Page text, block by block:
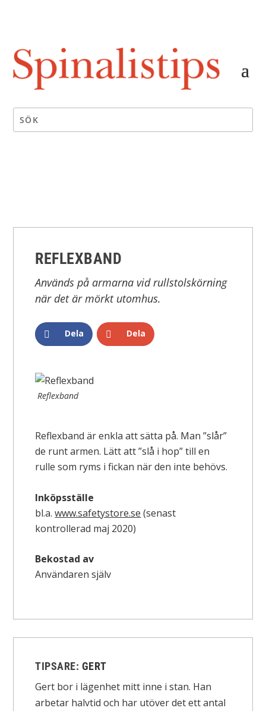
REFLEXBAND
Används på armarna vid rullstolskörning
när det är mörkt utomhus.
Dela Dela
Reflexband
Reflexband är enkla att sätta på. Man ”slår”
de runt armen. Lätt att ”slå i hop” till en
rulle som ryms i fickan när den inte behövs.
Inköpsställe
bl.a.www.safetystore.se (senast
kontrollerad maj 2020)
Bekostad av
Användaren själv
TIPSARE: GERT
Gert bor i lägenhet mitt inne i stan. Han
arbetar halvtid och har utöver det ett antal